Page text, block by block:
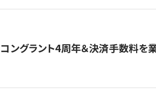
コングラント4周年＆決済手数料